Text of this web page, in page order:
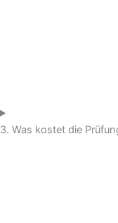
3. Was kostet die